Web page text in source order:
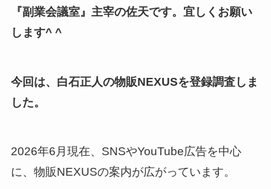
『副業会議室』主宰の佐天です。宜しくお願い
します^ ^
今回は、白石正人の物販NEXUSを登録調査しま
した。
2026年6月現在、SNSやYouTube広告を中心
に、物販NEXUSの案内が広がっています。